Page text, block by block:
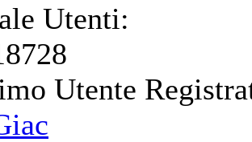
Utenti:
Utente